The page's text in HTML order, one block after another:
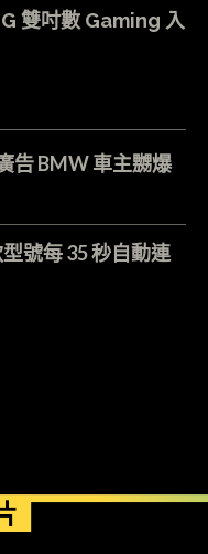
雙吋數 Gaming 入
告 BMW 車主嬲爆
號每 35 秒自動連